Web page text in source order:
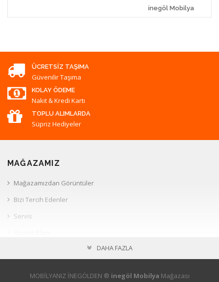
inegöl Mobilya
ÜCRETSIZ TAŞIMA
Güvenilir Taşıma
KOLAY ÖDEME
Nakit & Kredi Kartı
TOPLU ALIMLARDA
Süpriz Hediyeler
MAĞAZAMIZ
Mağazamızdan Görüntüler
Bizi Tercih Edenler
Servis
DAHA FAZLA
MOBİLYANIZ İNEGÖLDEN ® inegöl Mobilya Mağazası